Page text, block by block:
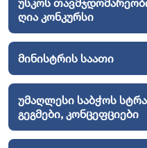
უსკოს
ღია კონკურსი
მინისტრის საათი
უმაღლესი საბჭოს
გეგმები, კონცეფციები